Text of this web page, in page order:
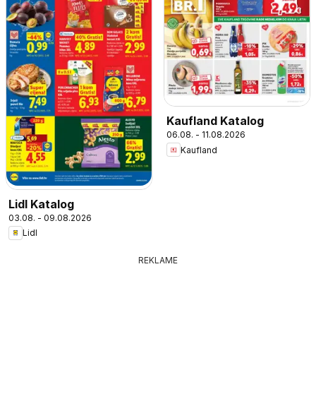
Lidl Katalog
03.08. - 09.08.2026
Lidl
Kaufland Katalog
06.08. - 11.08.2026
Kaufland
REKLAME